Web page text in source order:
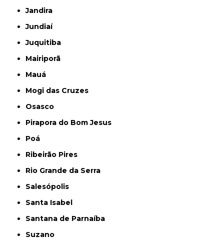
Jandira
Jundiaí
Juquitiba
Mairiporã
Mauá
Mogi das Cruzes
Osasco
Pirapora do Bom Jesus
Poá
Ribeirão Pires
Rio Grande da Serra
Salesópolis
Santa Isabel
Santana de Parnaíba
Suzano